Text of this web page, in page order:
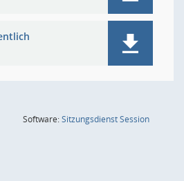
Software:SitzungsdienstSession(Wird in